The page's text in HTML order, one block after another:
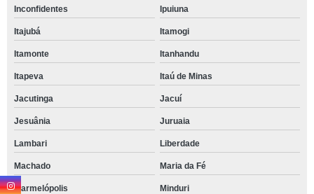
Inconfidentes Ipuiuna
Itajubá Itamogi
Itamonte Itanhandu
Itapeva Itaú de Minas
Jacutinga Jacuí
Jesuânia Juruaia
Lambari Liberdade
Machado Maria da Fé
Marmelópolis Minduri